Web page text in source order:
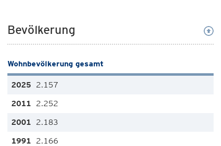
Bevölkerung
Wohnbevölkerung gesamt
2.157
2.252
2.183
2.166